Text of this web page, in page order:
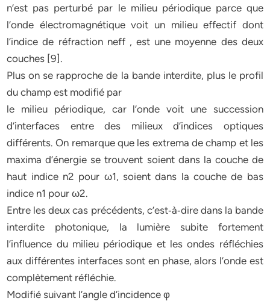
n’est pas perturbé par le milieu périodique parce que
l’onde électromagnétique voit un milieu effectif dont
l’indice de réfraction neff , est une moyenne des deux
couches [9].
Plus on se rapproche de la bande interdite, plus le profil
du champ est modifié par
le milieu périodique, car l’onde voit une succession
d’interfaces entre des milieux d’indices optiques
différents. On remarque que les extrema de champ et les
maxima d’énergie se trouvent soient dans la couche de
haut indice n2 pour ω1, soient dans la couche de bas
indice n1 pour ω2.
Entre les deux cas précédents, c’est‐à‐dire dans la bande
interdite photonique, la lumière subite fortement
l’influence du milieu périodique et les ondes réfléchies
aux différentes interfaces sont en phase, alors l’onde est
complètement réfléchie.
Modifié suivant l’angle d’incidence φ